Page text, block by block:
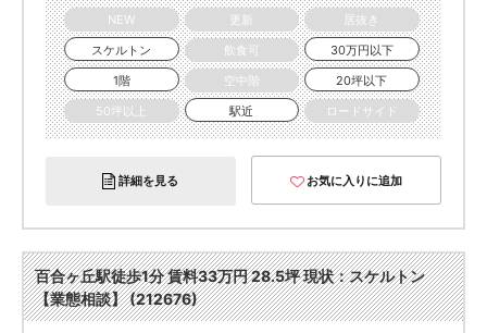
NEW
更新
居抜き
スケルトン
飲食可
30万円以下
1階
空中階
20坪以下
50坪以上
駅近 ロードサイド
詳細を見る お気に入りに追加
百合ヶ丘駅徒歩1分 賃料33万円 28.5坪 現状：スケルトン
【業態相談】 (212676)